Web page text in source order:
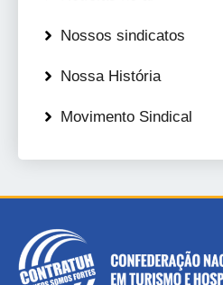
Nossos sindicatos
Nossa História
Movimento Sindical